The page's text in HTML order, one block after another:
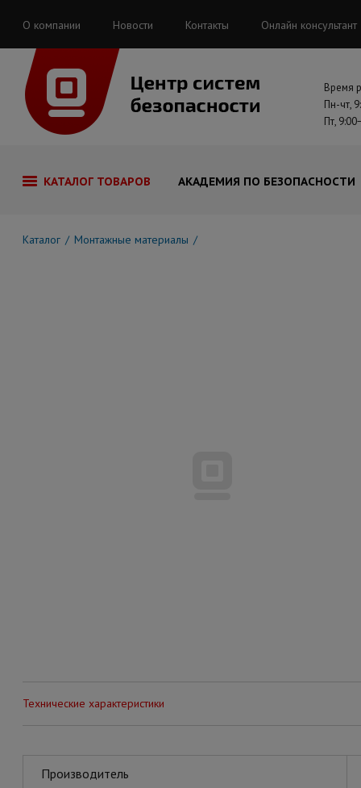
О компании Новости Контакты Онлайн консультант
Время
Пн-чт,
Пт,
КАТАЛОГ ТОВАРОВ АКАДЕМИЯ ПО БЕЗОПАСНОСТИ
Каталог Монтажные материалы
Технические характеристики
Производитель